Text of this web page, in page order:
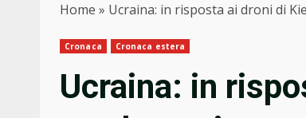
Home » Ucraina: in risposta ai droni di
Cronaca Cronaca estera
Ucraina: in